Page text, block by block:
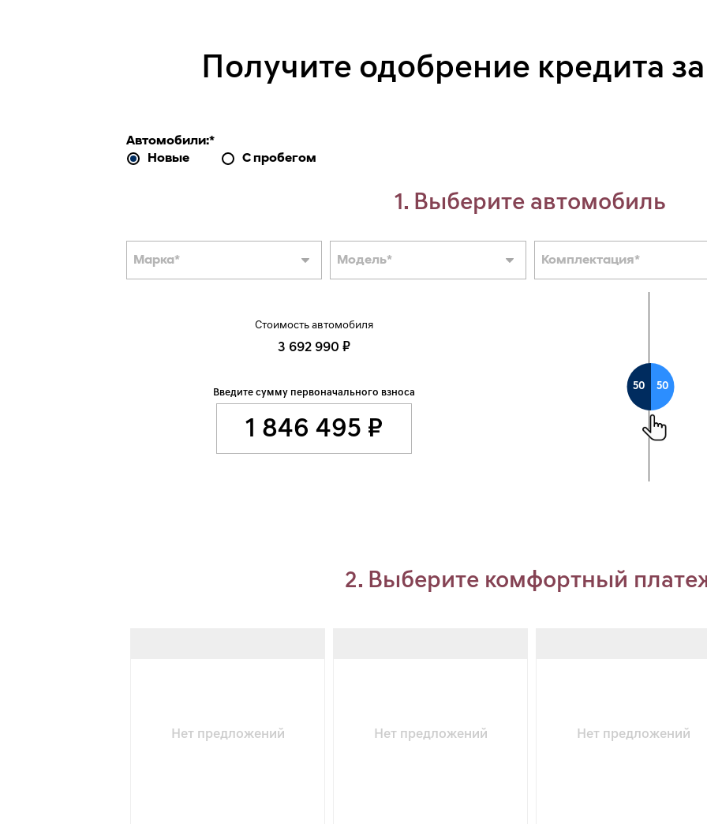
Получите одобрение кредита
Автомобили:*
Новые
С пробегом
1. Выберите автомобиль
Марка* Модель* Комплектация*
Стоимость автомобиля
3 692 990 ₽
Введите сумму первоначального взноса
50 50
2. Выберите комфортный
Нет предложений Нет предложений Нет предложений